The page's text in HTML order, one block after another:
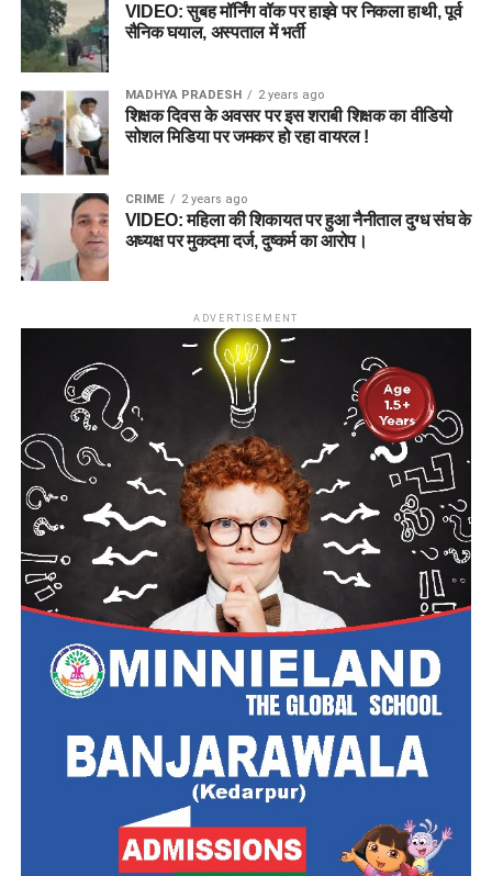
VIDEO: सुबह मॉर्निंग वॉक पर हाइवे पर निकला हाथी, पूर्व
सैनिक घयाल, अस्पताल में भर्ती
MADHYA PRADESH 2 years ago
शिक्षक दिवस के अवसर पर इस शराबी शिक्षक का वीडियो
सोशल मिडिया पर जमकर हो रहा वायरल !
CRIME 2 years ago
VIDEO: महिला की शिकायत पर हुआ नैनीताल दुग्ध संघ के
अध्यक्ष पर मुकदमा दर्ज, दुष्कर्म का आरोप।
ADVERTISEMENT